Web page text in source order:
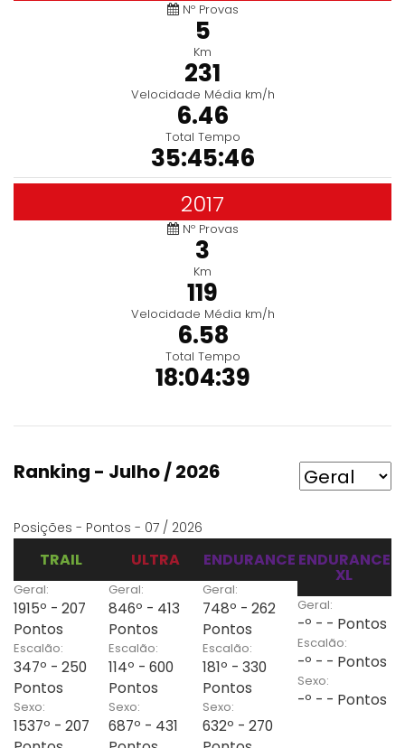
Nº Provas
5
Km
231
Velocidade Média km/h
6.46
Total Tempo
35:45:46
2017
Nº Provas
3
Km
119
Velocidade Média km/h
6.58
Total Tempo
18:04:39
Ranking - Julho / 2026
Posições - Pontos - 07 / 2026
TRAIL
Geral:
1915º - 207
Pontos
Escalão:
347º - 250
Pontos
Sexo:
1537º - 207
ULTRA
Geral:
846º - 413
Pontos
Escalão:
114º - 600
Pontos
Sexo:
687º - 431
ENDURANCE
Geral:
748º - 262
Pontos
Escalão:
181º - 330
Pontos
Sexo:
632º - 270
ENDURANCE
XL
Geral:
-º - - Pontos
Escalão:
-º - - Pontos
Sexo:
-º - - Pontos